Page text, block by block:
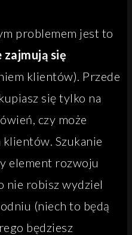
problemem jest to
zajmują się
klientów). Przede
się tylko na
czy może
Szukanie
element rozwoju
nie robisz wydziel
(niech to będą
będziesz